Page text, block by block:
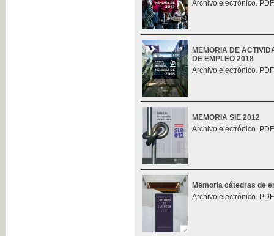
Archivo electrónico.
MEMORIA DE
DE EMPLEO 2018
Archivo electrónico.
MEMORIA SIE 2012
Archivo electrónico.
Memoria cátedras de
Archivo electrónico.